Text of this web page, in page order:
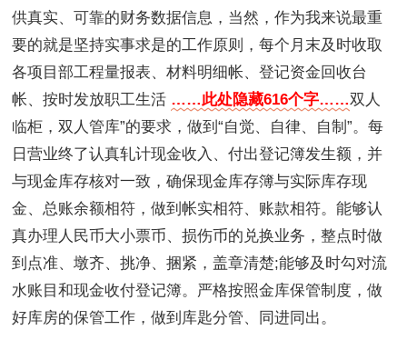
供真实、可靠的财务数据信息，当然，作为我来说最重
要的就是坚持实事求是的工作原则，每个月末及时收取
各项目部工程量报表、材料明细帐、登记资金回收台
帐、按时发放职工生活 ……此处隐藏616个字……双人
临柜，双人管库”的要求，做到“自觉、自律、自制”。每
日营业终了认真轧计现金收入、付出登记簿发生额，并
与现金库存核对一致，确保现金库存簿与实际库存现
金、总账余额相符，做到帐实相符、账款相符。能够认
真办理人民币大小票币、损伤币的兑换业务，整点时做
到点准、墩齐、挑净、捆紧，盖章清楚;能够及时勾对流
水账目和现金收付登记簿。严格按照金库保管制度，做
好库房的保管工作，做到库匙分管、同进同出。